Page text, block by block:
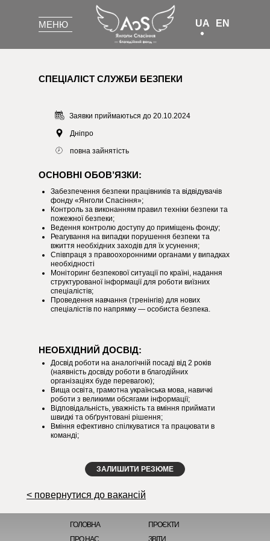
UA EN
МЕНЮ
СПЕЦІАЛІСТ СЛУЖБИ БЕЗПЕКИ
Дніпро
повна зайнятість
Заявки приймаються до 20.10.2024
ОСНОВНІ ОБОВ’ЯЗКИ:
НЕОБХІДНИЙ ДОСВІД:
Забезпечення безпеки працівників та відвідувачів
фонду «Янголи Спасіння»;
Контроль за виконанням правил техніки безпеки та
пожежної безпеки;
Ведення контролю доступу до приміщень фонду;
Реагування на випадки порушення безпеки та
вжиття необхідних заходів для їх усунення;
Співпраця з правоохоронними органами у випадках
необхідності
Моніторинг безпекової ситуації по країні, надання
структурованої інформації для роботи виїзних
спеціалістів;
Проведення навчання (тренінгів) для нових
спеціалістів по напрямку — особиста безпека.
Досвід роботи на аналогічній посаді від 2 років
(наявність досвіду роботи в благодійних
організаціях буде перевагою);
Вища освіта, грамотна українська мова, навичкі
роботи з великими обсягами інформації;
Відповідальність, уважність та вміння приймати
швидкі та обґрунтовані рішення;
Вміння ефективно спілкуватися та працювати в
команді;
ЗАЛИШИТИ РЕЗЮМЕ
< повернутися до вакансій
ГОЛОВНА
ПРО НАС
ПРОЄКТИ
ЗВІТИ